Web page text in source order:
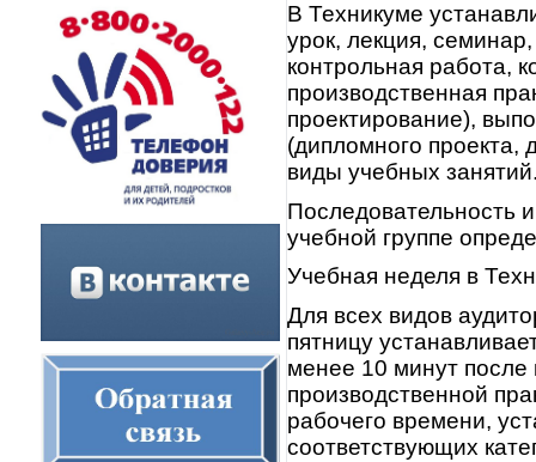
В Техникуме
урок, лекция,
контрольная работа,
производственная
проектирование),
(дипломного проекта,
виды учебных
Последовательность
учебной группе
Учебная неделя в
Для всех видов
пятницу
менее 10 минут
производственной
рабочего времени,
соответствующих